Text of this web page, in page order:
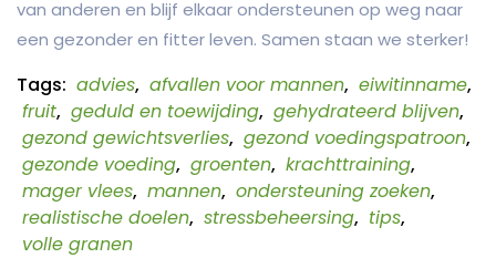
van anderen en blijf elkaar ondersteunen op weg naar
een gezonder en fitter leven. Samen staan we sterker!
Tags: advies, afvallen voor mannen, eiwitinname,
fruit, geduld en toewijding, gehydrateerd blijven,
gezond gewichtsverlies, gezond voedingspatroon,
gezonde voeding, groenten, krachttraining,
mager vlees, mannen, ondersteuning zoeken,
realistische doelen, stressbeheersing, tips,
volle granen